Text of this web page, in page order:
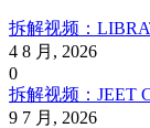
拆解视频：
4 8 月, 2026
0
拆解视频：JEET
9 7 月, 2026